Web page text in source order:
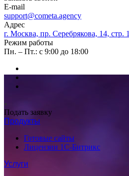
E-mail
support@cometa.agency
Адрес
г. Москва, пр. Серебрякова, 14, стр. 1
Режим работы
Пн. – Пт.: с 9:00 до 18:00
Подать заявку
Продукты
Готовые сайты
Лицензии 1С-Битрикс
Услуги